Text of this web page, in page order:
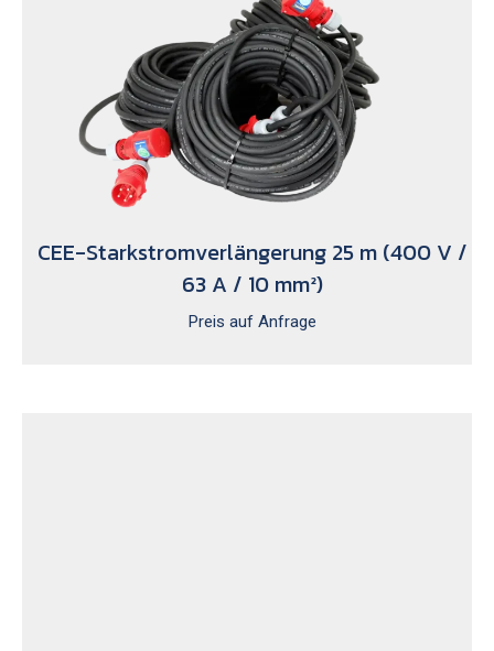
CEE-Starkstromverlängerung 25 m (400 V /
63 A / 10 mm²)
Preis auf Anfrage